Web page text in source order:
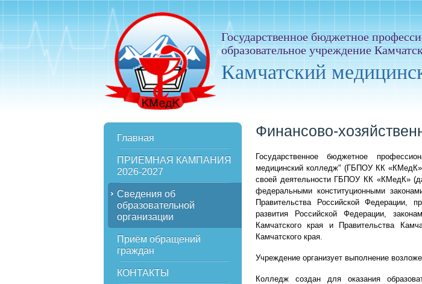
Государственное бюджетное
образовательное учреждение
Камчатский
Главная
ПРИЕМНАЯ КАМПАНИЯ
2026-2027
Сведения об
образовательной
организации
Приём обращений
граждан
КОНТАКТЫ
Финансово-
Государственное бюджетное
медицинский колледж" (ГБПОУ КК
своей деятельности ГБПОУ КК «КМедК»
федеральными конституционными
Правительства Российской Федерации,
развития Российской Федерации,
Камчатского края и Правительства
Камчатского края.
Учреждение организует выполнение
Колледж создан для оказания